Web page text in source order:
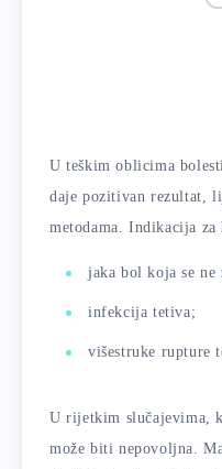
U teškim oblicima
daje pozitivan rezultat,
metodama. Indikacija
jaka bol koja se ne
infekcija tetiva;
višestruke rupture
U rijetkim slučajevima,
može biti nepovoljna.